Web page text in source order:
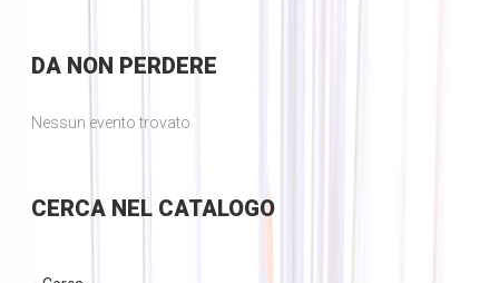
DANON PERDERE
Nessun evento trovato
CERCANEL CATALOGO